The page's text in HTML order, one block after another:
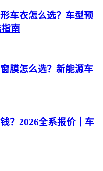
车衣怎么选？车型预
南
膜怎么选？新能源车
？2026全系报价｜车